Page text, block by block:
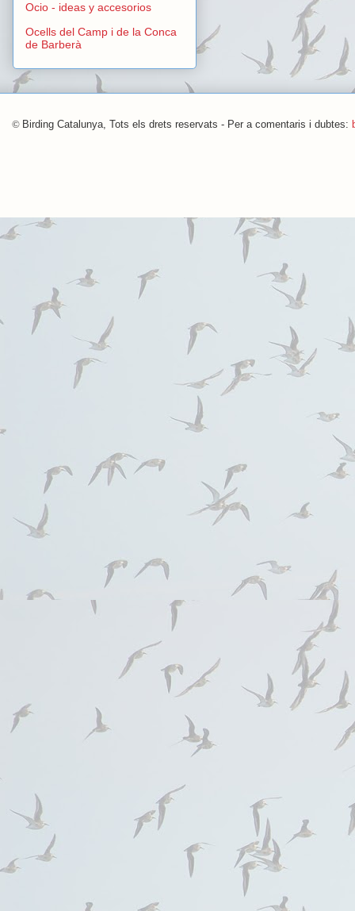
Ocio - ideas y accesorios
Ocells del Camp i de la Conca
de Barberà
© Birding Catalunya, Tots els drets reservats - Per a comentaris i dubtes: